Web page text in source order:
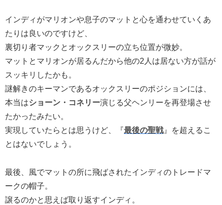
インディがマリオンや息子のマットと心を通わせていくあ
たりは良いのですけど、
裏切り者マックとオックスリーの立ち位置が微妙。
マットとマリオンが居るんだから他の2人は居ない方が話が
スッキリしたかも。
謎解きのキーマンであるオックスリーのポジションには、
本当はショーン・コネリー演じる父ヘンリーを再登場させ
たかったみたい。
実現していたらとは思うけど、『最後の聖戦』を超えるこ
とはないでしょう。
最後、風でマットの所に飛ばされたインディのトレードマ
ークの帽子。
譲るのかと思えば取り返すインディ。